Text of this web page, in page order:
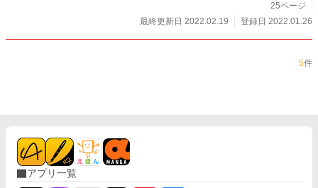
25ページ
最終更新日 2022.02.19
登録日 2022.01.26
5件
アプリ一覧